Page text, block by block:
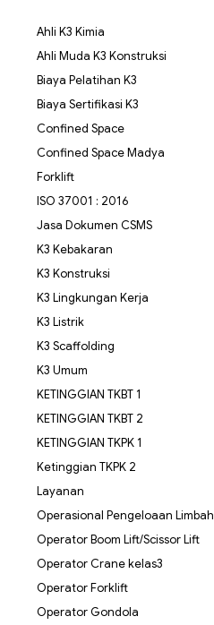
Ahli K3 Kimia
Ahli Muda K3 Konstruksi
Biaya Pelatihan K3
Biaya Sertifikasi K3
Confined Space
Confined Space Madya
Forklift
ISO 37001 : 2016
Jasa Dokumen CSMS
K3 Kebakaran
K3 Konstruksi
K3 Lingkungan Kerja
K3 Listrik
K3 Scaffolding
K3 Umum
KETINGGIAN TKBT 1
KETINGGIAN TKBT 2
KETINGGIAN TKPK 1
Ketinggian TKPK 2
Layanan
Operasional Pengeloaan Limbah
Operator Boom Lift/Scissor Lift
Operator Crane kelas3
Operator Forklift
Operator Gondola